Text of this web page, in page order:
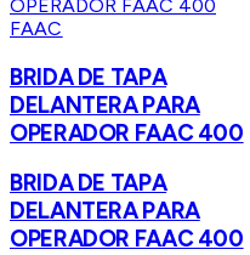
FAAC
BRIDA DE TAPA
DELANTERA PARA
OPERADOR FAAC 400
BRIDA DE TAPA
DELANTERA PARA
OPERADOR FAAC 400